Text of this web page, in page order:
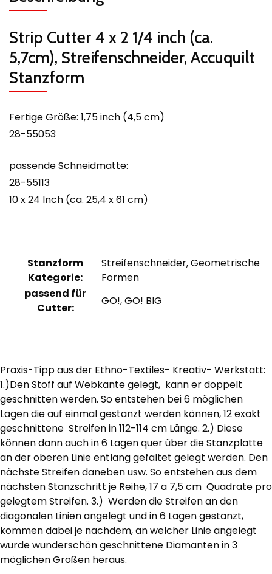
Strip Cutter 4 x 2 1/4 inch (ca.
5,7cm), Streifenschneider, Accuquilt
Stanzform
Fertige Größe: 1,75 inch (4,5 cm)
28-55053
passende Schneidmatte:
28-55113
10 x 24 Inch (ca. 25,4 x 61 cm)
Stanzform
Kategorie:
Streifenschneider, Geometrische
Formen
passend für
Cutter:
GO!, GO! BIG
Praxis-Tipp aus der Ethno-Textiles- Kreativ- Werkstatt:
1.)Den Stoff auf Webkante gelegt, kann er doppelt
geschnitten werden. So entstehen bei 6 möglichen
Lagen die auf einmal gestanzt werden können, 12 exakt
geschnittene Streifen in 112-114 cm Länge. 2.) Diese
können dann auch in 6 Lagen quer über die Stanzplatte
an der oberen Linie entlang gefaltet gelegt werden. Den
nächste Streifen daneben usw. So entstehen aus dem
nächsten Stanzschritt je Reihe, 17 a 7,5 cm Quadrate pro
gelegtem Streifen. 3.) Werden die Streifen an den
diagonalen Linien angelegt und in 6 Lagen gestanzt,
kommen dabei je nachdem, an welcher Linie angelegt
wurde wunderschön geschnittene Diamanten in 3
möglichen Größen heraus.